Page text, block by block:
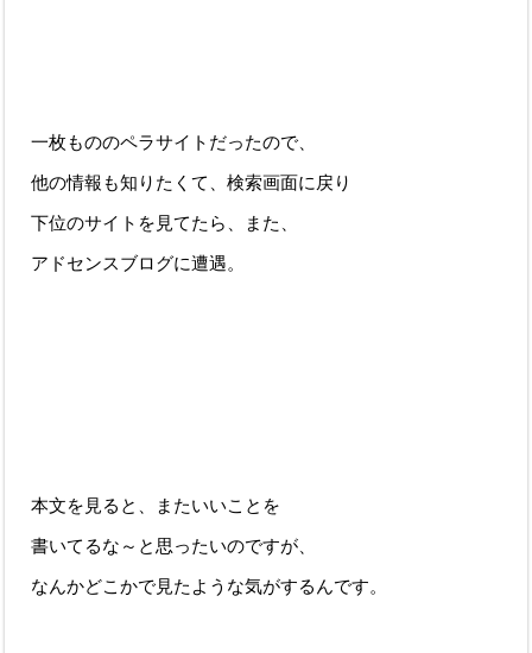
一枚もののペラサイトだったので、
他の情報も知りたくて、検索画面に戻り
下位のサイトを見てたら、また、
アドセンスブログに遭遇。
本文を見ると、またいいことを
書いてるな～と思ったいのですが、
なんかどこかで見たような気がするんです。